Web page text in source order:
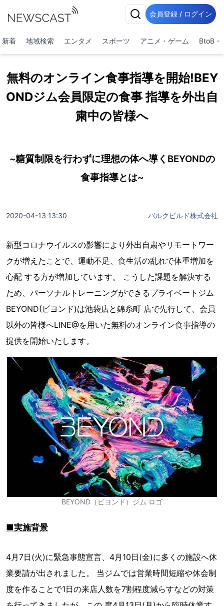
会員登録 / ログイン
新着 地域検索 エンタメ スポーツ アニメ・ゲーム BtoB・
無料のオンライン食事指導を開始!BEY
ONDジム会員限定の食事 指導を外出自
粛中の皆様へ
~糖質制限を行わずに理想の体へ導くBEYONDの
食事指導とは~
2020-04-13 13:30 バルクビルド株式会社
新型コロナウイルスの影響により外出自粛やリモートワー
クが増えたことで、運動不足、食生活の乱れで体重増加を
心配 する方が増加しています。 こうした課題を解決する
ため、パーソナルトレーニングができるプライベートジム
BEYOND(ビヨンド)は池袋店と錦糸町 店で先行して、会員
以外の皆様へLINE@を用いた無料のオンライン食事指導の
提供を開始いたします。
BEYOND（ビヨンド）ジム ロゴ
■実施背景
4月7日(火)に緊急事態宣言、4月10日(金)に多くの施設へ休
業要請が出されました。 当ジムでは営業時間短縮や休会制
度を作ることで1日の来店人数を7割程度減らすなどの対策